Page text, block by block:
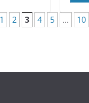
1 2 3 4 5 ... 10